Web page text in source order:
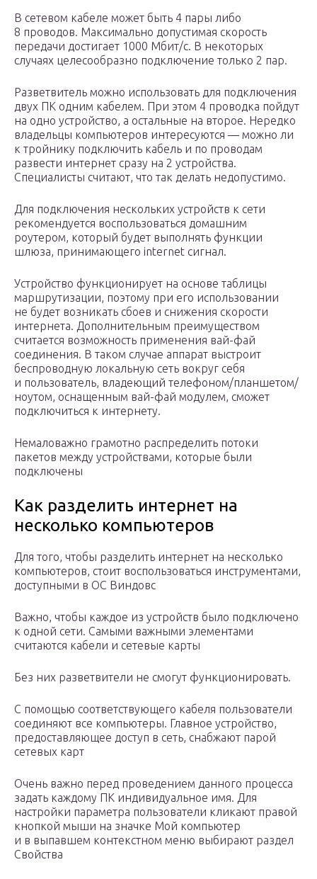
В сетевом кабеле может быть 4 пары либо
8 проводов. Максимально допустимая скорость
передачи достигает 1000 Мбит/с. В некоторых
случаях целесообразно подключение только 2 пар.
Разветвитель можно использовать для подключения
двух ПК одним кабелем. При этом 4 проводка пойдут
на одно устройство, а остальные на второе. Нередко
владельцы компьютеров интересуются — можно ли
к тройнику подключить кабель и по проводам
развести интернет сразу на 2 устройства.
Специалисты считают, что так делать недопустимо.
Для подключения нескольких устройств к сети
рекомендуется воспользоваться домашним
роутером, который будет выполнять функции
шлюза, принимающего internet сигнал.
Устройство функционирует на основе таблицы
маршрутизации, поэтому при его использовании
не будет возникать сбоев и снижения скорости
интернета. Дополнительным преимуществом
считается возможность применения вай-фай
соединения. В таком случае аппарат выстроит
беспроводную локальную сеть вокруг себя
и пользователь, владеющий телефоном/планшетом/
ноутом, оснащенным вай-фай модулем, сможет
подключиться к интернету.
Немаловажно грамотно распределить потоки
пакетов между устройствами, которые были
подключены
Как разделить интернет на
несколько компьютеров
Для того, чтобы разделить интернет на несколько
компьютеров, стоит воспользоваться инструментами,
доступными в ОС Виндовс
Важно, чтобы каждое из устройств было подключено
к одной сети. Самыми важными элементами
считаются кабели и сетевые карты
Без них разветвители не смогут функционировать.
С помощью соответствующего кабеля пользователи
соединяют все компьютеры. Главное устройство,
предоставляющее доступ в сеть, снабжают парой
сетевых карт
Очень важно перед проведением данного процесса
задать каждому ПК индивидуальное имя. Для
настройки параметра пользователи кликают правой
кнопкой мыши на значке Мой компьютер
и в выпавшем контекстном меню выбирают раздел
Свойства